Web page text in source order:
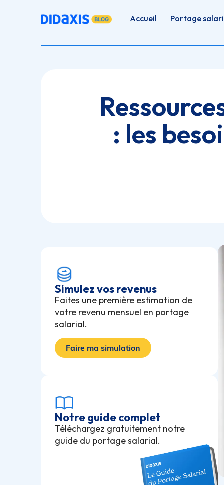
Accueil Portage
: les
Simulez vos revenus
Faites une première estimation de
votre revenu mensuel en portage
salarial.
Faire ma simulation
Notre guide complet
Téléchargez gratuitement notre
guide du portage salarial.